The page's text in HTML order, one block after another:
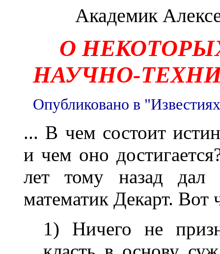
Академик
О
НАУЧНО-
Опубликовано в
... В чем состоит
и чем оно
лет тому назад дал
математик Декарт. Вот
1) Ничего не